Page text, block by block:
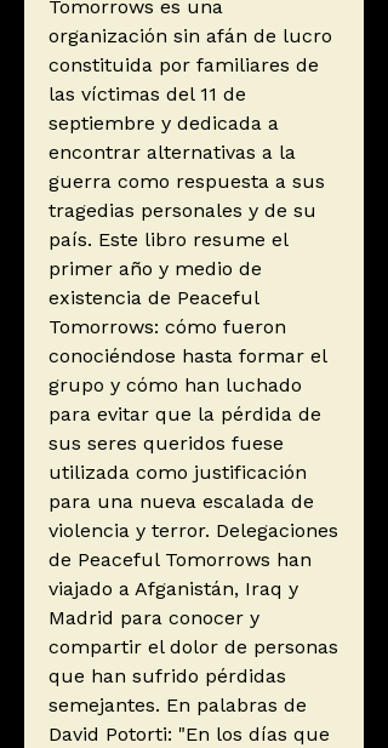
Tomorrows es una
organización sin afán de lucro
constituida por familiares de
las víctimas del 11 de
septiembre y dedicada a
encontrar alternativas a la
guerra como respuesta a sus
tragedias personales y de su
país. Este libro resume el
primer año y medio de
existencia de Peaceful
Tomorrows: cómo fueron
conociéndose hasta formar el
grupo y cómo han luchado
para evitar que la pérdida de
sus seres queridos fuese
utilizada como justificación
para una nueva escalada de
violencia y terror. Delegaciones
de Peaceful Tomorrows han
viajado a Afganistán, Iraq y
Madrid para conocer y
compartir el dolor de personas
que han sufrido pérdidas
semejantes. En palabras de
David Potorti: "En los días que